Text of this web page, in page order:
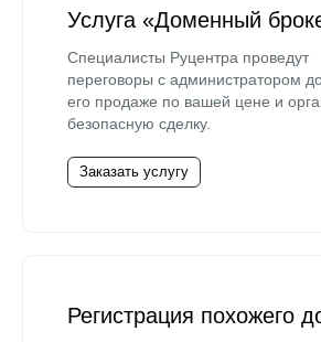
Услуга «Доменный
Специалисты Руцентра проведут
переговоры с администратором
его продаже по вашей цене и
безопасную сделку.
Заказать услугу
Регистрация похожего